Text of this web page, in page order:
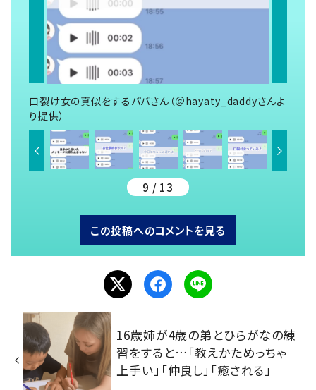
口裂け女の真似をするパパさん（＠hayaty_daddyさんよ
り提供）
9 / 13
この投稿へのコメントを見る
16歳姉が4歳の弟とひらがなの練
習をすると…「教えかためっちゃ
上手い」「仲良し」「癒される」